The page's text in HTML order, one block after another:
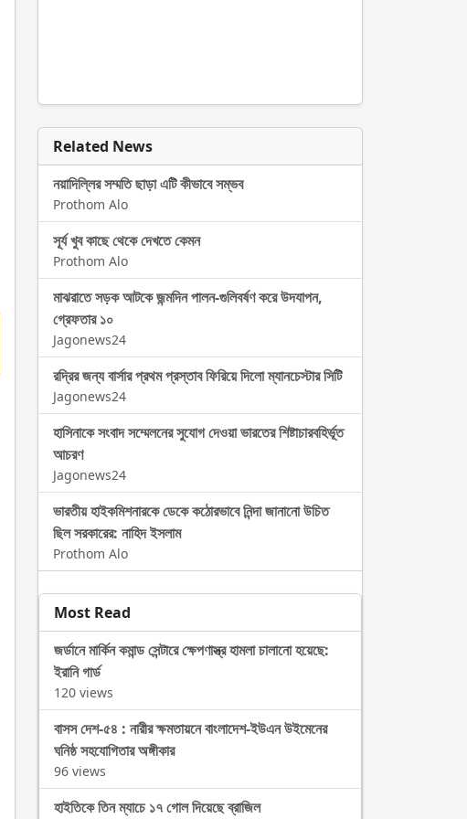
Related News
নয়াদিল্লির সম্মতি ছাড়া এটি কীভাবে সম্ভব
Prothom Alo
সূর্য খুব কাছে থেকে দেখতে কেমন
Prothom Alo
মাঝরাতে সড়ক আটকে জন্মদিন পালন-গুলিবর্ষণ করে উদযাপন,
গ্রেফতার ১০
Jagonews24
রদ্রির জন্য বার্সার প্রথম প্রস্তাব ফিরিয়ে দিলো ম্যানচেস্টার সিটি
Jagonews24
হাসিনাকে সংবাদ সম্মেলনের সুযোগ দেওয়া ভারতের শিষ্টাচারবহির্ভূত
আচরণ
Jagonews24
ভারতীয় হাইকমিশনারকে ডেকে কঠোরভাবে নিন্দা জানানো উচিত
ছিল সরকারের: নাহিদ ইসলাম
Prothom Alo
Most Read
জর্ডানে মার্কিন কমান্ড সেন্টারে ক্ষেপণাস্ত্র হামলা চালানো হয়েছে:
ইরানি গার্ড
120 views
বাসস দেশ-৫৪ : নারীর ক্ষমতায়নে বাংলাদেশ-ইউএন উইমেনের
ঘনিষ্ঠ সহযোগিতার অঙ্গীকার
96 views
হাইতিকে তিন ম্যাচে ১৭ গোল দিয়েছে ব্রাজিল